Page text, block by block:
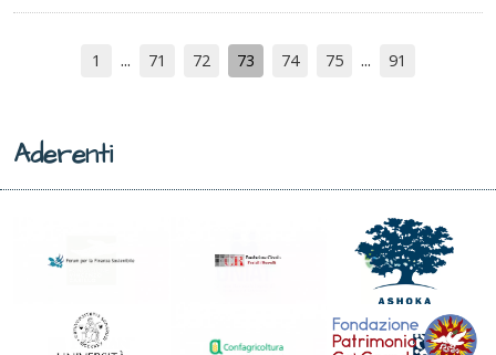
1 71 72 73 74 75 91
Aderenti